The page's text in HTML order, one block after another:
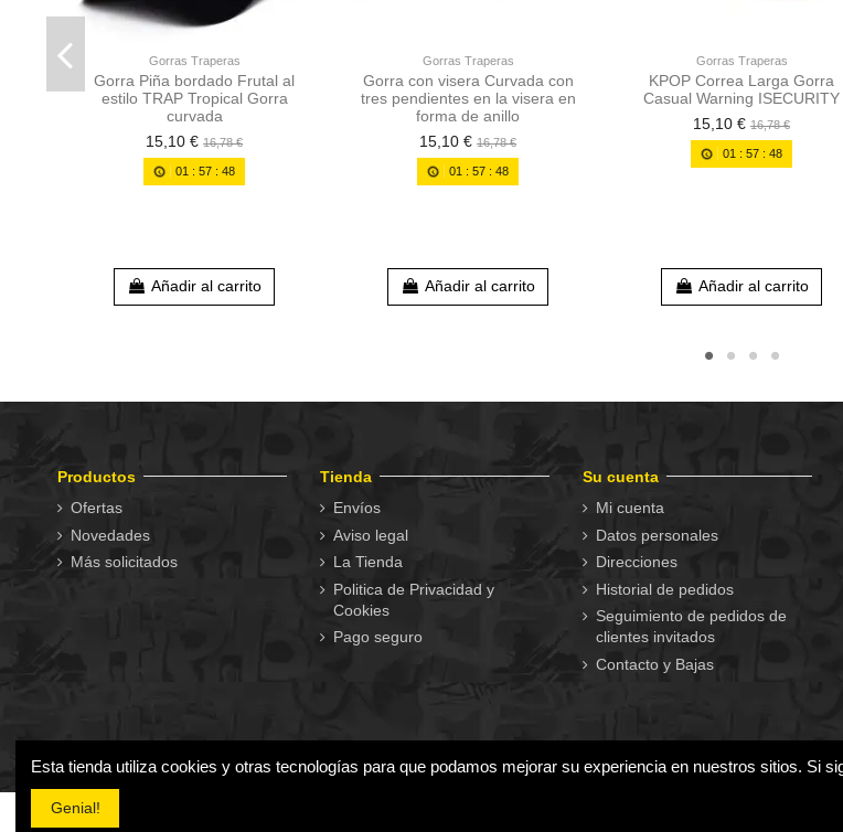
Gorras Traperas
Gorra Piña bordado Frutal al
estilo TRAP Tropical Gorra
curvada
15,10 € 16,78 €
01 :57 :46
Añadir al carrito
Gorras Traperas
Gorra con visera Curvada con
tres pendientes en la visera en
forma de anillo
15,10 € 16,78 €
01 :57 :46
Añadir al carrito
Gorras Traperas
KPOP Correa Larga Gorra
Casual Warning ISECURITY
15,10 € 16,78 €
01 :57 :46
Añadir al carrito
Productos
Ofertas
Novedades
Más solicitados
Tienda
Envíos
Aviso legal
La Tienda
Politica de Privacidad y
Cookies
Pago seguro
Su cuenta
Mi cuenta
Datos personales
Direcciones
Historial de pedidos
Seguimiento de pedidos de
clientes invitados
Contacto y Bajas
2024 Tienda Online de Gorras - Mejores modelos para todos los gustos.
Esta tienda utiliza cookies y otras tecnologías para que podamos mejorar su experiencia en nuestros sitios. Si
Genial!